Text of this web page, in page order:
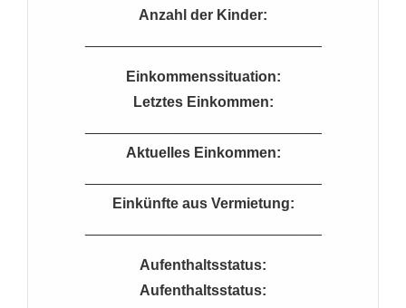
Anzahl der Kinder:
Einkommenssituation:
Letztes Einkommen:
Aktuelles Einkommen:
Einkünfte aus Vermietung:
Aufenthaltsstatus:
Aufenthaltsstatus: